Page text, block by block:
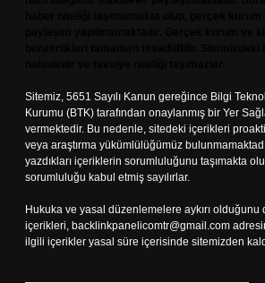
Sitemiz, 5651 Sayılı Kanun gereğince Bilgi
Kurumu (BTK) tarafından onaylanmış bir Yer
vermektedir. Bu nedenle, sitedeki içerikleri
veya araştırma yükümlülüğümüz
yazdıkları içeriklerin sorumluluğunu taşımakta
sorumluluğu kabul etmiş sayılırlar.
Hukuka ve yasal düzenlemelere aykırı
içerikleri, backlinkpanelicomtr@gmail.com
ilgili içerikler yasal süre içerisinde sitemizden